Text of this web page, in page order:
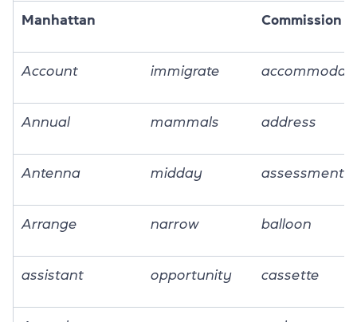
Manhattan Commission
Account immigrate
Annual mammals address
Antenna midday assessment
Arrange narrow balloon
assistant opportunity cassette